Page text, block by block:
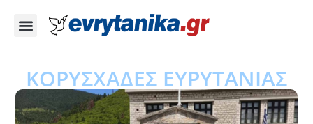
ΚΟΡΥΣΧΑΔΕΣ ΕΥΡΥΤΑΝΙΑΣ